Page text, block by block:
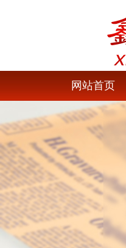
网站首页